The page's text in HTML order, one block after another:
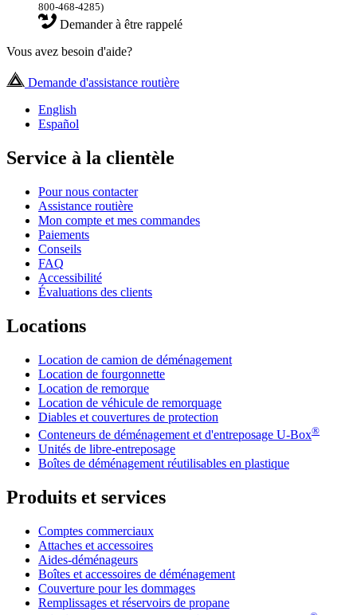
800-468-4285)
Demander à être rappelé
Vous avez besoin d'aide?
Demande d'assistance routière
English
Español
Service à la clientèle
Pour nous contacter
Assistance routière
Mon compte et mes commandes
Paiements
Conseils
FAQ
Accessibilité
Évaluations des clients
Locations
Location de camion de déménagement
Location de fourgonnette
Location de remorque
Location de véhicule de remorquage
Diables et couvertures de protection
Conteneurs de déménagement et d'entreposage U-Box®
Unités de libre-entreposage
Boîtes de déménagement réutilisables en plastique
Produits et services
Comptes commerciaux
Attaches et accessoires
Aides-déménageurs
Boîtes et accessoires de déménagement
Couverture pour les dommages
Remplissages et réservoirs de propane